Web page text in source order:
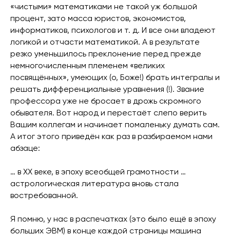
«чистыми» математиками не такой уж большой
процент, зато масса юристов, экономистов,
информатиков, психологов и т. д. И все они владеют
логикой и отчасти математикой. А в результате
резко уменьшилось преклонение перед прежде
немногочисленным племенем «великих
посвящённых», умеющих (о, Боже!) брать интегралы и
решать дифференциальные уравнения (!). Звание
профессора уже не бросает в дрожь скромного
обывателя. Вот народ и перестаёт слепо верить
Вашим коллегам и начинает помаленьку думать сам.
А итог этого приведён как раз в разбираемом нами
абзаце:
… в XX веке, в эпоху всеобщей грамотности …
астрологическая литература вновь стала
востребованной.
Я помню, у нас в распечатках (это было ещё в эпоху
больших ЭВМ) в конце каждой страницы машина